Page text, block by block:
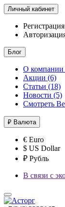
Личный кабинет
Регистрация
Блог
О компании
Акции (6)
Статьи (18)
Новости (5)
Смотреть
₽ Валюта
€ Euro
$ US Dollar
₽ Рубль
В связи с